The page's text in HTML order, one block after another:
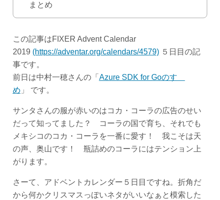
まとめ
この記事はFIXER Advent Calendar
2019 (https://adventar.org/calendars/4579)５日目の記
事です。
前日は中村一穂さんの「 Azure SDK for Goのすゝ
め 」 です。
サンタさんの服が赤いのはコカ・コーラの広告のせい
だって知ってました？ コーラの国で育ち、それでも
メキシコのコカ・コーラを一番に愛す！ 我こそは天
の声、奥山です！ 瓶詰めのコーラにはテンション上
がります。
さーて、アドベントカレンダー５日目ですね。折角だ
から何かクリスマスっぽいネタがいいなぁと模索した